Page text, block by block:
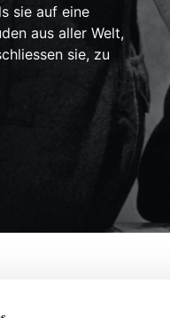
sie auf eine
aus aller Welt,
sie, zu